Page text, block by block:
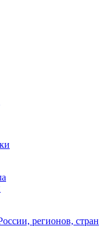
регионов, стран